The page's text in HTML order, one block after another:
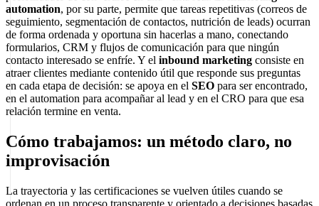
automation, por su parte, permite que tareas repetitivas (correos de
seguimiento, segmentación de contactos, nutrición de leads) ocurran
de forma ordenada y oportuna sin hacerlas a mano, conectando
formularios, CRM y flujos de comunicación para que ningún
contacto interesado se enfríe. Y el inbound marketing consiste en
atraer clientes mediante contenido útil que responde sus preguntas
en cada etapa de decisión: se apoya en el SEO para ser encontrado,
en el automation para acompañar al lead y en el CRO para que esa
relación termine en venta.
Cómo trabajamos: un método claro, no
improvisación
La trayectoria y las certificaciones se vuelven útiles cuando se